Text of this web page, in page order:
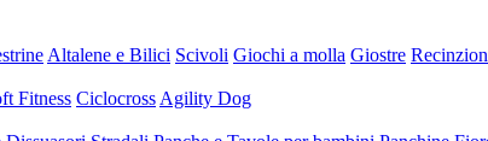
Altalene e Bilici Scivoli Giochi a molla Giostre
Fitness Ciclocross Agility Dog